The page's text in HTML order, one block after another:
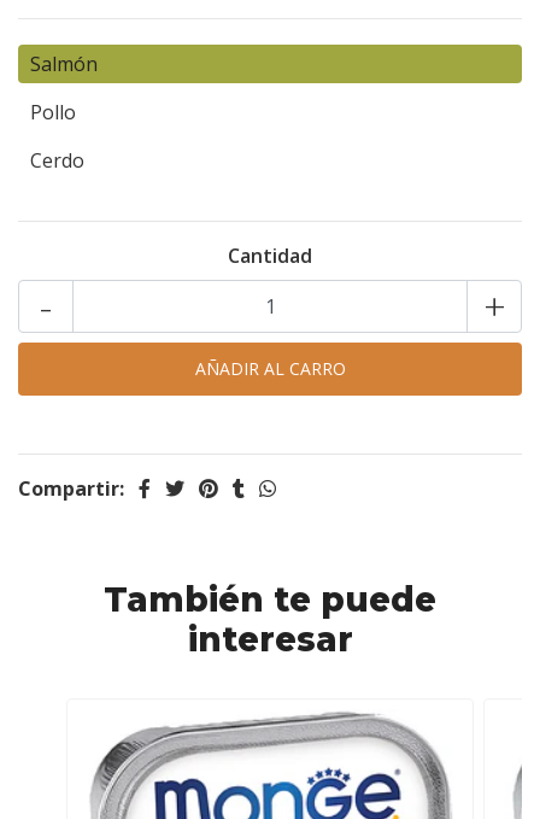
Salmón
Pollo
Cerdo
Cantidad
- +
Compartir:
También te puede
interesar